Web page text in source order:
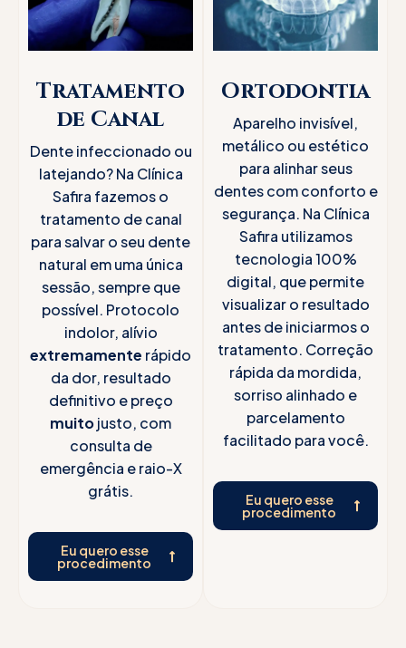
facial feitos por especialistas, com
tecnologia 100% digital, planejamento
atendimento humanizado em Belo Horizonte.
Marque sua consulta
Tratamento
de Canal
Dente infeccionado ou
latejando? Na Clínica
Safira fazemos o
tratamento de canal
para salvar o seu dente
natural em uma única
sessão, sempre que
possível. Protocolo
indolor, alívio
extremamente rápido
da dor, resultado
definitivo e preço
muitojusto, com
consulta de
emergência e raio-X
grátis.
Eu quero esse
procedimento
Ortodontia
Aparelho invisível,
metálico ou estético
para alinhar seus
dentes com conforto e
segurança. Na Clínica
Safira utilizamos
tecnologia 100%
digital, que permite
visualizar o resultado
antes de iniciarmos o
tratamento. Correção
rápida da mordida,
sorriso alinhado e
parcelamento
facilitado para você.
Eu quero esse
procedimento